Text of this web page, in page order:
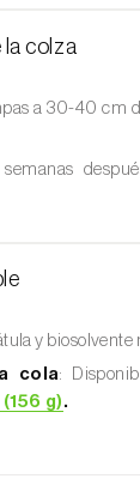
la colza
a 30-40 cm
y biosolvente
cola:
g) .